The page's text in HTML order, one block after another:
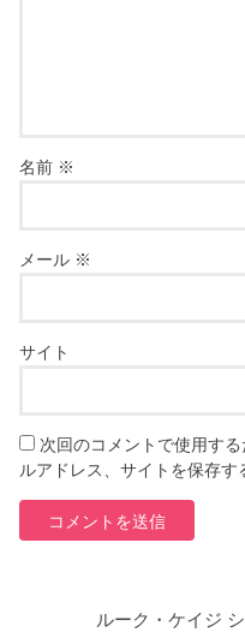
名前 ※
メール ※
サイト
次回のコメントで使用す
ルアドレス、サイトを保存す
ルーク・ケイジ